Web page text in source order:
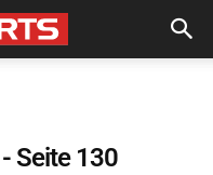
- Seite 130